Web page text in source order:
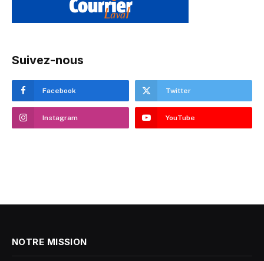
Suivez-nous
Facebook Twitter
Instagram YouTube
NOTRE MISSION